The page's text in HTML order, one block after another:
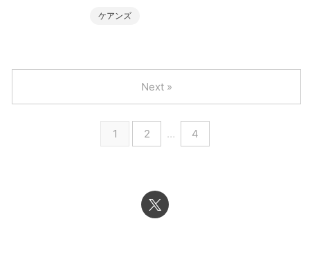
ケアンズ
1 2 … 4
Next »